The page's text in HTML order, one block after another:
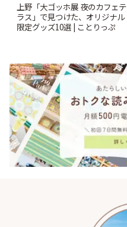
上野「大ゴッホ展 夜のカフェテ
ラス」で見つけた、オリジナル
限定グッズ10選 | ことりっぷ